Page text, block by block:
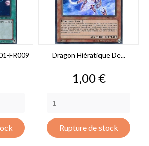
FR009 Dragon Hiératique De...
Prix
1,00 €
Rupture de stock